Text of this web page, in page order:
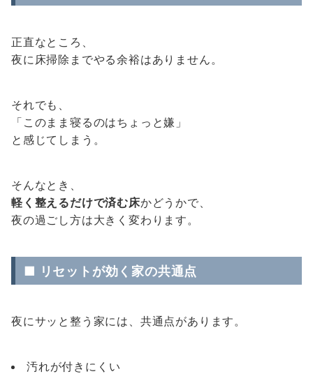
正直なところ、
夜に床掃除までやる余裕はありません。
それでも、
「このまま寝るのはちょっと嫌」
と感じてしまう。
そんなとき、
軽く整えるだけで済む床かどうかで、
夜の過ごし方は大きく変わります。
■ リセットが効く家の共通点
夜にサッと整う家には、共通点があります。
汚れが付きにくい